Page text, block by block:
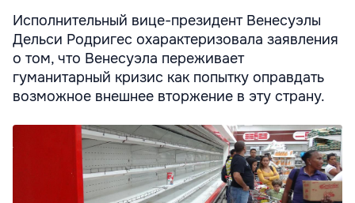
Исполнительный вице-президент Венесуэлы
Дельси Родригес охарактеризовала заявления
о том, что Венесуэла переживает
гуманитарный кризис как попытку оправдать
возможное внешнее вторжение в эту страну.